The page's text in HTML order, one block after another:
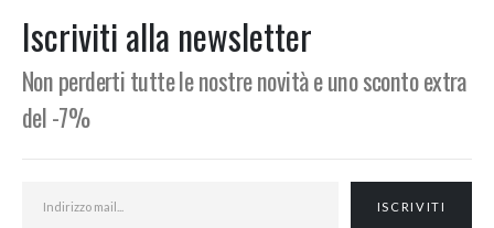
a
5,50€
Iscriviti alla newsletter
Non perderti tutte le nostre novità e uno sconto extra
del -7%